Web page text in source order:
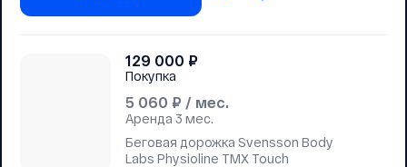
5 060 ₽ / мес.
Аренда 3 мес.
129 000 ₽
Покупка
Беговая дорожка Svensson Body
Labs Physioline TМX Touch